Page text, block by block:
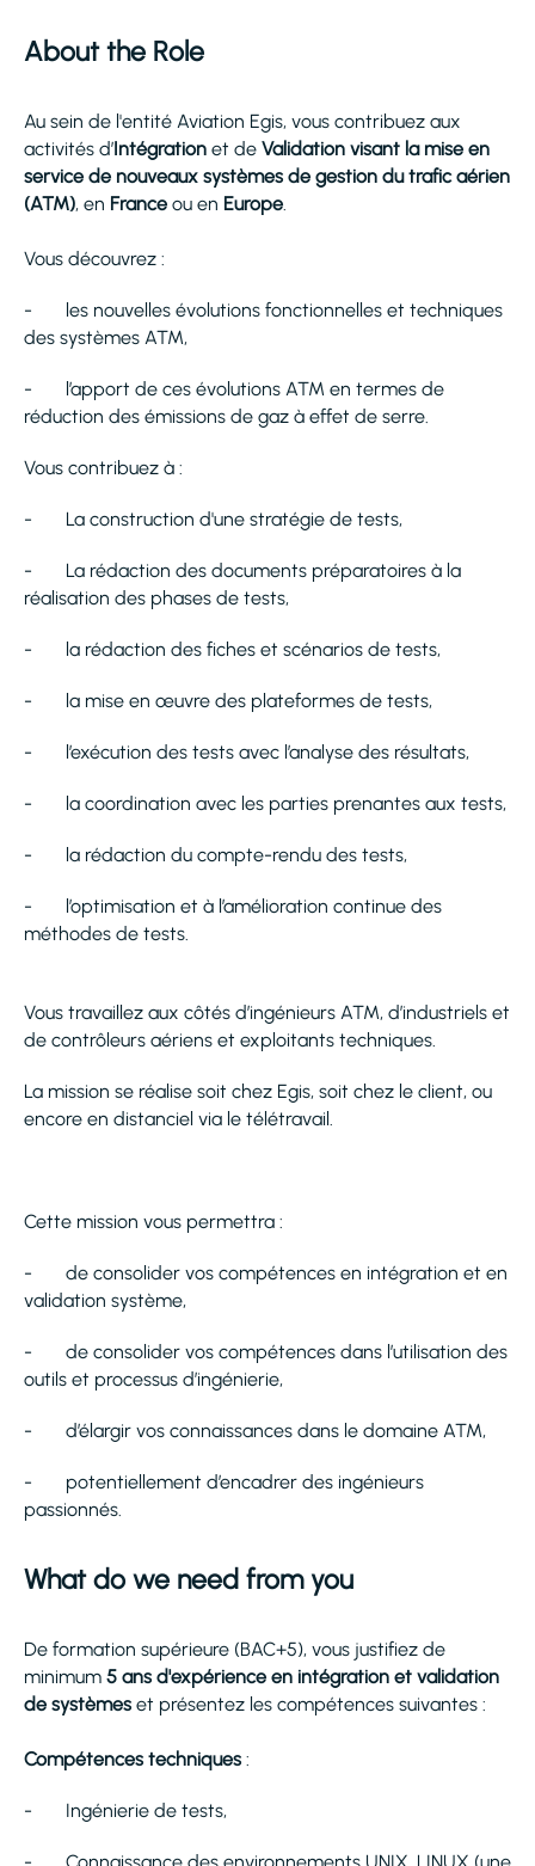
About the Role
Au sein de l'entité Aviation Egis, vous contribuez aux
activités d’Intégration et de Validation visant la mise en
service de nouveaux systèmes de gestion du trafic aérien
(ATM), en France ou en Europe.
Vous découvrez :
- les nouvelles évolutions fonctionnelles et techniques
des systèmes ATM,
- l’apport de ces évolutions ATM en termes de
réduction des émissions de gaz à effet de serre.
Vous contribuez à :
- La construction d'une stratégie de tests,
- La rédaction des documents préparatoires à la
réalisation des phases de tests,
- la rédaction des fiches et scénarios de tests,
- la mise en œuvre des plateformes de tests,
- l’exécution des tests avec l’analyse des résultats,
- la coordination avec les parties prenantes aux tests,
- la rédaction du compte-rendu des tests,
- l’optimisation et à l’amélioration continue des
méthodes de tests.
Vous travaillez aux côtés d’ingénieurs ATM, d’industriels et
de contrôleurs aériens et exploitants techniques.
La mission se réalise soit chez Egis, soit chez le client, ou
encore en distanciel via le télétravail.
Cette mission vous permettra :
- de consolider vos compétences en intégration et en
validation système,
- de consolider vos compétences dans l’utilisation des
outils et processus d’ingénierie,
- d’élargir vos connaissances dans le domaine ATM,
- potentiellement d’encadrer des ingénieurs
passionnés.
What do we need from you
De formation supérieure (BAC+5), vous justifiez de
minimum 5 ans d'expérience en intégration et validation
de systèmes et présentez les compétences suivantes :
Compétences techniques :
- Ingénierie de tests,